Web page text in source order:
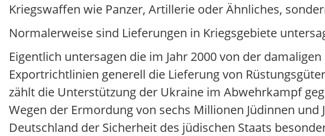
Kriegswaffen wie Panzer, Artillerie oder Ähnliches,
Normalerweise sind Lieferungen in Kriegsgebiete
Eigentlich untersagen die im Jahr 2000 von der
Exportrichtlinien generell die Lieferung von
zählt die Unterstützung der Ukraine im Abwehrkampf
Wegen der Ermordung von sechs Millionen Jüdinnen
Deutschland der Sicherheit des jüdischen Staats